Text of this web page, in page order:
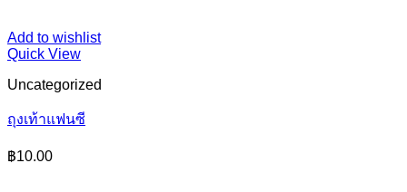
Add to wishlist
Quick View
Uncategorized
ถุงเท้าแฟนซี
฿10.00